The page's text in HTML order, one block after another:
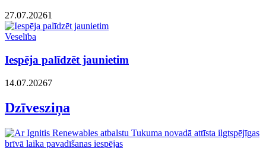
27.07.20261
Veselība
Iespēja palīdzēt jaunietim
14.07.20267
Dzīvesziņa